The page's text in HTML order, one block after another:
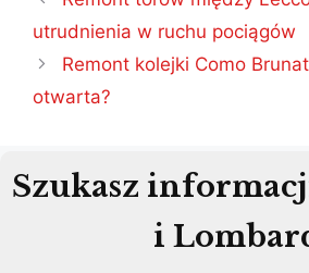
wpisu
utrudnienia w ruchu pociągów
Remont kolejki Como
otwarta?
Szukasz
i